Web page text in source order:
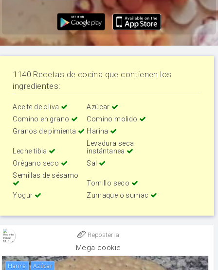
1140 Recetas de cocina que contienen los
ingredientes:
Aceite de oliva
Azúcar
Comino en grano
Comino molido
Granos de pimienta
Harina
Leche tibia
Levadura seca
instántanea
Orégano seco
Sal
Semillas de sésamo
Tomillo seco
Yogur
Zumaque o sumac
Reposteria
Mega cookie
harina Azúcar